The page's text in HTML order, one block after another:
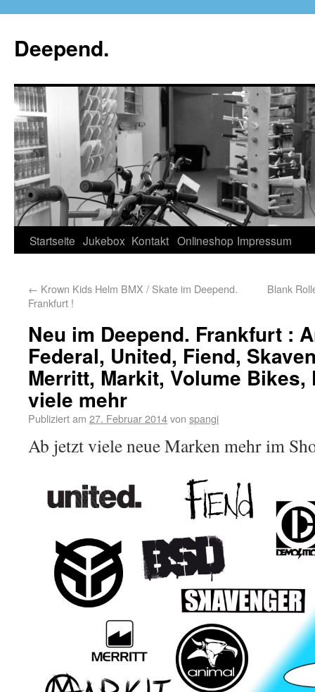
Deepend.
Startseite Jukebox Kontakt Onlineshop Impressum
← Krown Kids Helm BMX / Skate im Deepend.
Frankfurt !
Blank
Neu im Deepend. Frankfurt :
Federal, United, Fiend,
Merritt, Markit, Volume Bikes,
viele mehr
Publiziert am 27. Februar 2014von spangi
Ab jetzt viele neue Marken mehr im